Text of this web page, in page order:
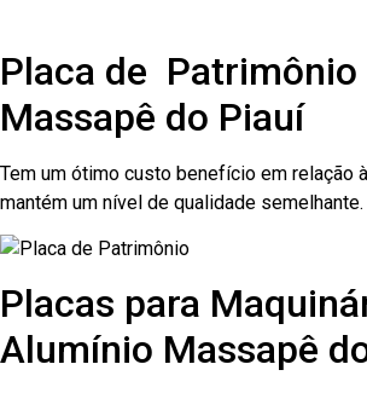
Placa de Patrimônio
Massapê do Piauí
Tem um ótimo custo benefício em relação
mantém um nível de qualidade semelhante.
Placas para
Alumínio Massapê